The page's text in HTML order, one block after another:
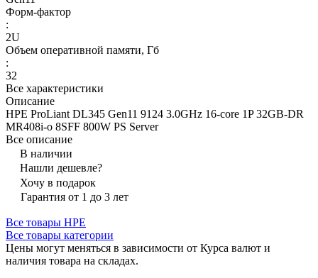
Форм-фактор
:
2U
Объем оперативной памяти, Гб
:
32
Все характеристики
Описание
HPE ProLiant DL345 Gen11 9124 3.0GHz 16‑core 1P 32GB‑DR
MR408i‑o 8SFF 800W PS Server
Все описание
В наличии
Нашли дешевле?
Хочу в подарок
Гарантия от 1 до 3 лет
Все товары HPE
Все товары категории
Цены могут меняться в зависимости от Курса валют и
наличия товара на складах.